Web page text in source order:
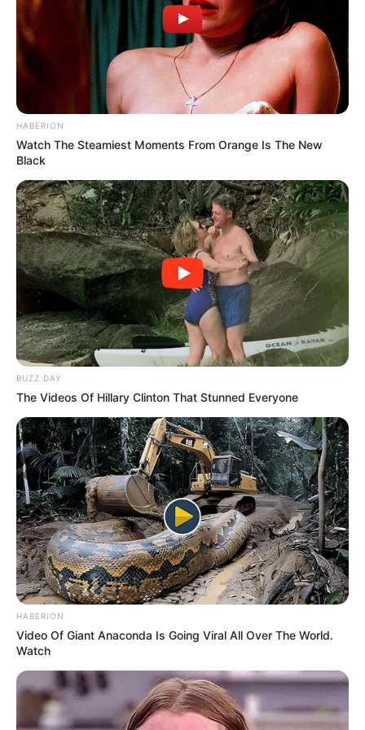
800 g festkochende Kartoffeln
2 EL Olivenöl
1 TL Paprikapulver (edelsüß oder
Für die Brava-Sauce:
2 EL Olivenöl
1 Zwiebel, fein gehackt
2 Knoblauchzehen, gepresst
1 rote Paprika, gewürfelt
1 TL Paprikapulver (geräuchert)
½ TL Cayennepfeffer oder Chili
1 TL Honig oder Agavendicksaft
Salz & Pfeffer nach Geschmack
Zubereitung Schritt für
Schritt
HABERION
Watch The Steamiest Moments From Orange Is The New
Black
BUZZ DAY
The Videos Of Hillary Clinton That Stunned Everyone
HABERION
Video Of Giant Anaconda Is Going Viral All Over The World.
Watch